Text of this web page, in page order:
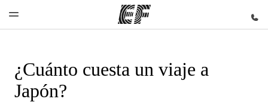
Inicio
Bienvenido
Programas
¿Cuánto cuesta un viaje a
Japón?